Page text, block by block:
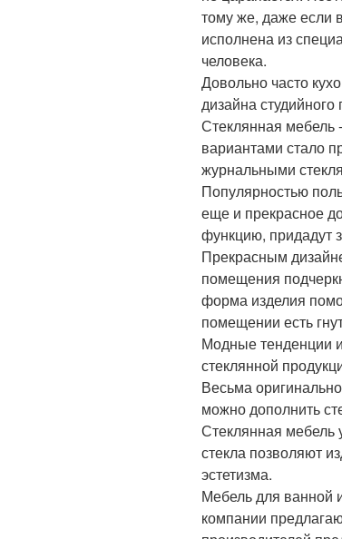
тому же, даже если
исполнена из
человека.
Довольно часто
дизайна
Стеклянная мебель
вариантами стало
журнальными
Популярностью
еще и прекрасное
функцию, придадут
Прекрасным
помещения
форма изделия
помещении есть
Модные тенденции
стеклянной
Весьма
можно дополнить
Стеклянная мебель
стекла позволяют
эстетизма.
Мебель для ванной
компании